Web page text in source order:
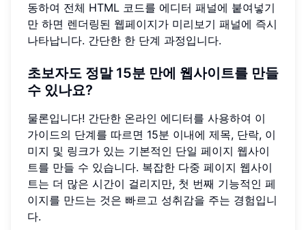
동하여 전체 HTML 코드를 에디터 패널에 붙여넣기
만 하면 렌더링된 웹페이지가 미리보기 패널에 즉시
나타납니다. 간단한 한 단계 과정입니다.
초보자도 정말 15분 만에 웹사이트를 만들
수 있나요?
물론입니다! 간단한 온라인 에디터를 사용하여 이
가이드의 단계를 따르면 15분 이내에 제목, 단락, 이
미지 및 링크가 있는 기본적인 단일 페이지 웹사이
트를 만들 수 있습니다. 복잡한 다중 페이지 웹사이
트는 더 많은 시간이 걸리지만, 첫 번째 기능적인 페
이지를 만드는 것은 빠르고 성취감을 주는 경험입니
다.